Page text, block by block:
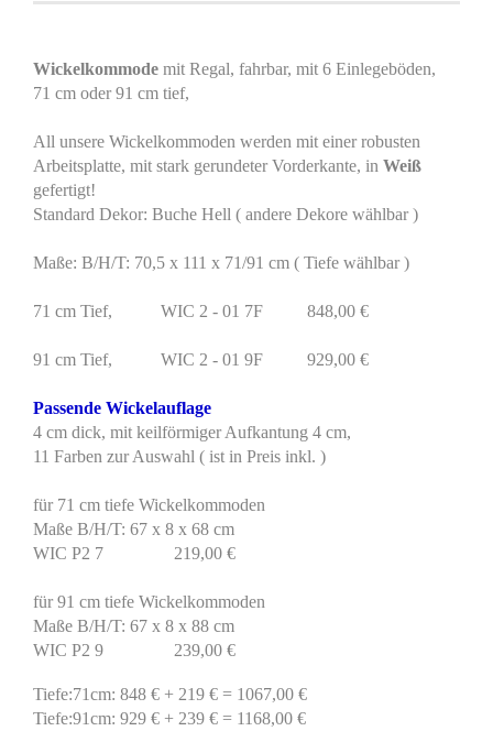
Wickelkommode mit Regal, fahrbar, mit 6 Einlegeböden,
71 cm oder 91 cm tief,
All unsere Wickelkommoden werden mit einer robusten
Arbeitsplatte, mit stark gerundeter Vorderkante, in Weiß
gefertigt!
Standard Dekor: Buche Hell ( andere Dekore wählbar )
Maße: B/H/T: 70,5 x 111 x 71/91 cm ( Tiefe wählbar )
71 cm Tief, WIC 2 - 01 7F 848,00 €
91 cm Tief, WIC 2 - 01 9F 929,00 €
Passende Wickelauflage
4 cm dick, mit keilförmiger Aufkantung 4 cm,
11 Farben zur Auswahl ( ist in Preis inkl. )
für 71 cm tiefe Wickelkommoden
Maße B/H/T: 67 x 8 x 68 cm
WIC P2 7 219,00 €
für 91 cm tiefe Wickelkommoden
Maße B/H/T: 67 x 8 x 88 cm
WIC P2 9 239,00 €
Tiefe:71cm: 848 € + 219 € = 1067,00 €
Tiefe:91cm: 929 € + 239 € = 1168,00 €